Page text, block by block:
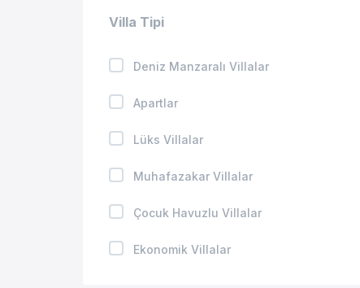
Villa Tipi
Deniz Manzaralı Villalar
Apartlar
Lüks Villalar
Muhafazakar Villalar
Çocuk Havuzlu Villalar
Ekonomik Villalar